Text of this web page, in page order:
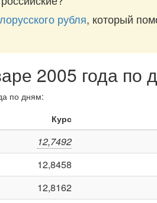
рубля, который
2005 года по
по дням:
Курс
12,7492
12,8458
12,8162